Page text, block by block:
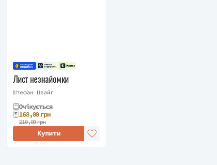
королеви Марії Антуанетти була адаптована
Metro-Goldwyn-Mayer як фільм з Нормою Ширер у
Лист незнайомки
Штефан Цвайґ
Очікується
168,00 грн
210,00 грн
Купити